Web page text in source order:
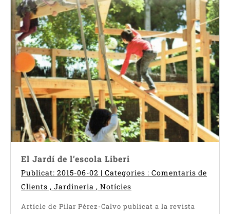
El Jardí de l’escola Liberi
Publicat: 2015-06-02 | Categories : Comentaris de
Clients , Jardineria , Notícies
Artícle de Pilar Pérez-Calvo publicat a la revista